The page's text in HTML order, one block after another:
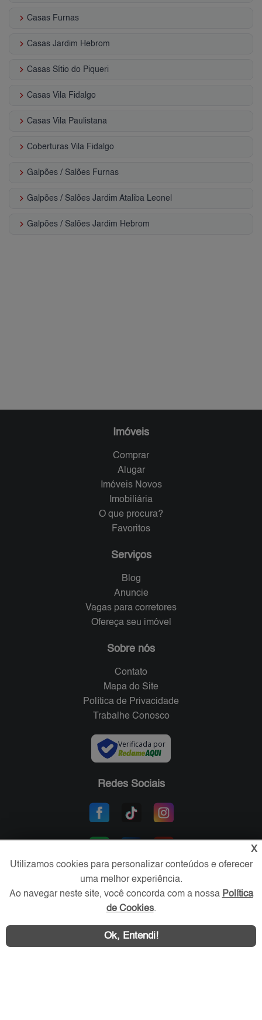
keyboard_arrow_right Casas Furnas
keyboard_arrow_right Casas Jardim Hebrom
keyboard_arrow_right Casas Sítio do Piqueri
keyboard_arrow_right Casas Vila Fidalgo
keyboard_arrow_right Casas Vila Paulistana
keyboard_arrow_right Coberturas Vila Fidalgo
keyboard_arrow_right Galpões / Salões Furnas
keyboard_arrow_right Galpões / Salões Jardim Ataliba Leonel
keyboard_arrow_right Galpões / Salões Jardim Hebrom
Imóveis
Comprar
Alugar
Imóveis Novos
Imobiliária
O que procura?
Favoritos
Serviços
Blog
Anuncie
Vagas para corretores
Ofereça seu imóvel
Sobre nós
Contato
Mapa do Site
Política de Privacidade
Trabalhe Conosco
Verificada por
Redes Sociais
Área exclusiva aos anunciantes,
acesse sua conta:
X
Utilizamos cookies para personalizar conteúdos e oferecer
uma melhor experiência.
Ao navegar neste site, você concorda com a nossa Política
de Cookies.
Ok, Entendi!